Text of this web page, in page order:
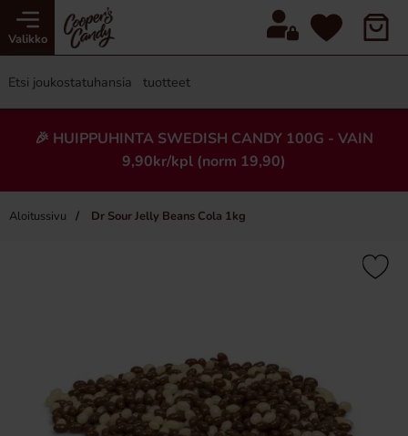
Valikko
🎉 HUIPPUHINTA SWEDISH CANDY 100G - VAIN
9,90kr/kpl (norm 19,90)
Aloitussivu Dr Sour Jelly Beans Cola 1kg
×